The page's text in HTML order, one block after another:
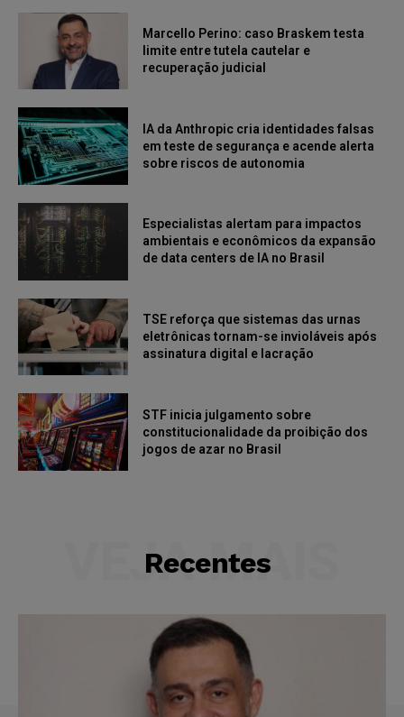
Marcello Perino: caso Braskem testa
limite entre tutela cautelar e
recuperação judicial
IA da Anthropic cria identidades falsas
em teste de segurança e acende alerta
sobre riscos de autonomia
Especialistas alertam para impactos
ambientais e econômicos da expansão
de data centers de IA no Brasil
TSE reforça que sistemas das urnas
eletrônicas tornam-se invioláveis após
assinatura digital e lacração
STF inicia julgamento sobre
constitucionalidade da proibição dos
jogos de azar no Brasil
Recentes
VEJA MAIS